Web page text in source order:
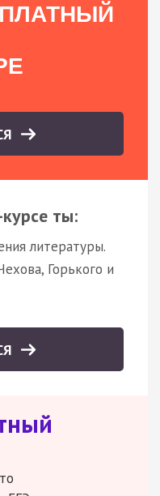
ты:
литературы.
Горького и